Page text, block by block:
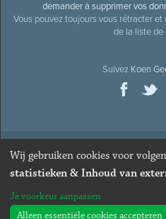
demander à supprimer vos
Vous pouvez toujours vous rétracter
de la liste de
Suivez Koen
© 2026Ancien ministre et
Webdesign & développement par
Wij gebruiken cookies voor
statistieken & Inhoud van
Je voorkeur aanpassen
Alleen essentiële cookies accepteren